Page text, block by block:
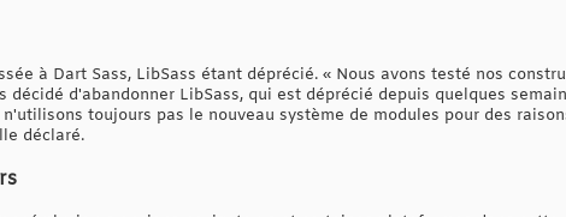
à Dart Sass, LibSass étant déprécié. « Nous avons testé nos
décidé d'abandonner LibSass, qui est déprécié depuis quelques
n'utilisons toujours pas le nouveau système de modules pour des
déclaré.